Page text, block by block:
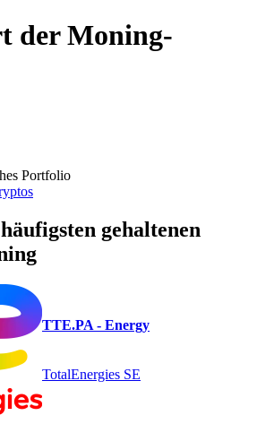
der Moning-
Portfolio
gehaltenen
TTE.PA - Energy
TotalEnergies SE